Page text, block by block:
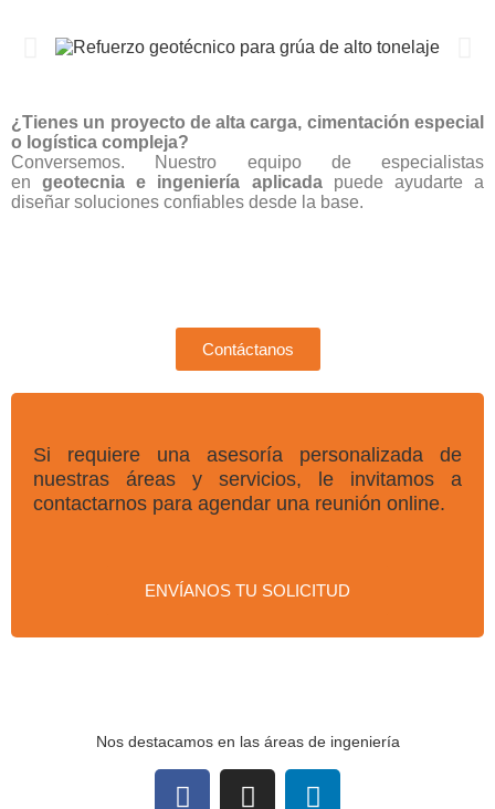
¿Tienes un proyecto de alta carga, cimentación especial
o logística compleja?
Conversemos. Nuestro equipo de especialistas
engeotecnia e ingeniería aplicadapuede ayudarte a
diseñar soluciones confiables desde la base.
Contáctanos
Si requiere una asesoría personalizada de
nuestras áreas y servicios, le invitamos a
contactarnos para agendar una reunión online.
ENVÍANOS TU SOLICITUD
Nos destacamos en las áreas de ingeniería